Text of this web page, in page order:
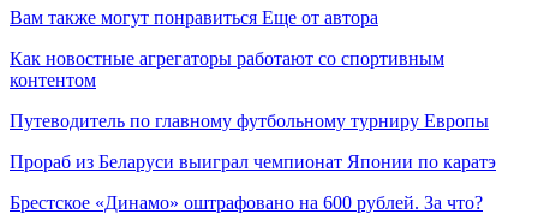
Вам также могут понравиться Еще от автора
Как новостные агрегаторы работают со спортивным
контентом
Путеводитель по главному футбольному турниру Европы
Прораб из Беларуси выиграл чемпионат Японии по каратэ
Брестское «Динамо» оштрафовано на 600 рублей. За что?